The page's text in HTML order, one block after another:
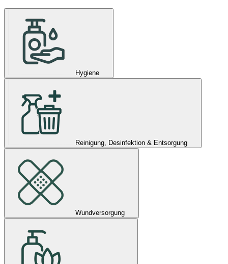
Hygiene
Reinigung, Desinfektion & Entsorgung
Wundversorgung